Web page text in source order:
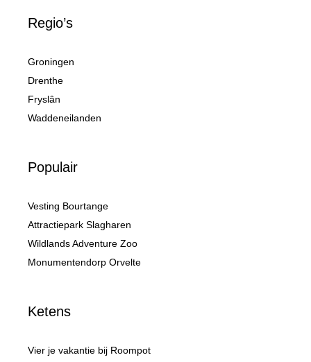
Regio’s
Groningen
Drenthe
Fryslân
Waddeneilanden
Populair
Vesting Bourtange
Attractiepark Slagharen
Wildlands Adventure Zoo
Monumentendorp Orvelte
Ketens
Vier je vakantie bij Roompot